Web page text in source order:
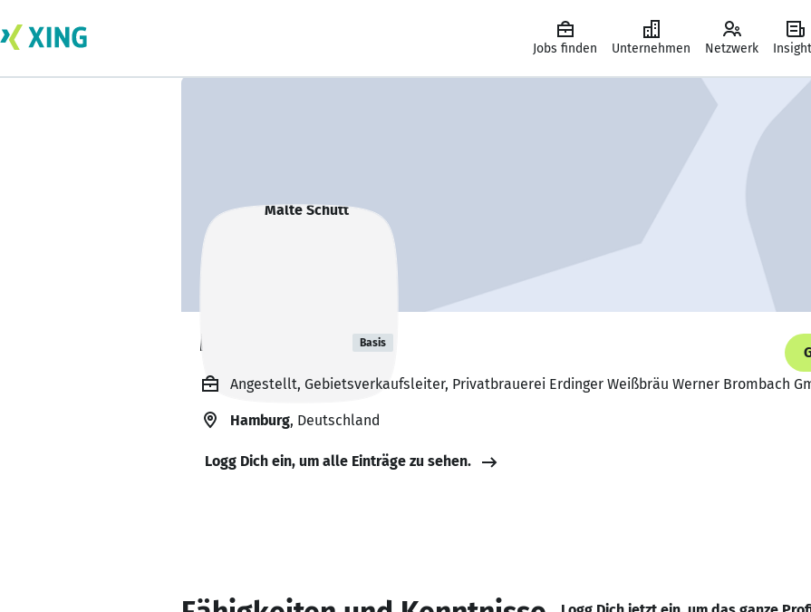
Jobs finden Unternehmen Netzwerk
Malte Schütt Basis
Angestellt, Gebietsverkaufsleiter, Privatbrauerei Erdinger Weißbräu Werner Brombach
Hamburg, Deutschland
Logg Dich ein, um alle Einträge zu sehen.